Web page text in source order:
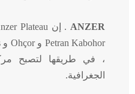
ANZER
. إن Anzer Plateau ،
، في طريقها لتصبح
الجغرافية.